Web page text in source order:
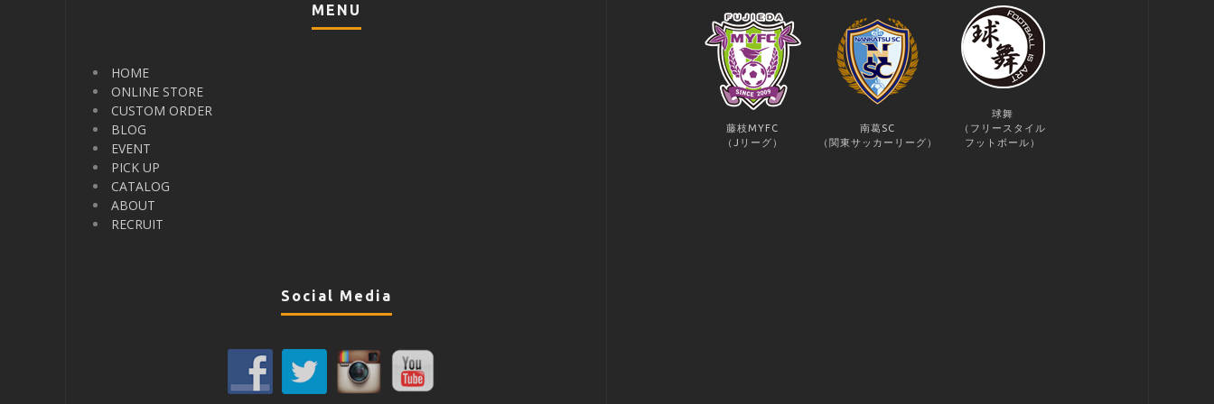
MENU
HOME
ONLINE STORE
CUSTOM ORDER
BLOG
EVENT
PICK UP
CATALOG
ABOUT
RECRUIT
Social Media
藤枝MYFC
（Jリーグ）
南葛SC
（関東サッカーリーグ）
球舞
（フリースタイル
フットボール）